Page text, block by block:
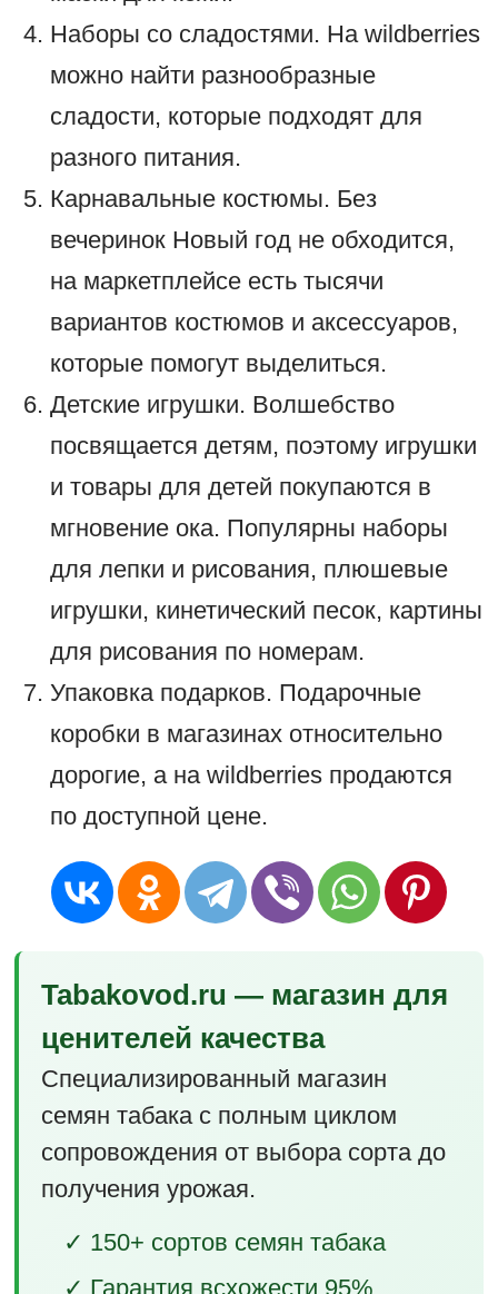
Наборы со сладостями. На wildberries
можно найти разнообразные
сладости, которые подходят для
разного питания.
Карнавальные костюмы. Без
вечеринок Новый год не обходится,
на маркетплейсе есть тысячи
вариантов костюмов и аксессуаров,
которые помогут выделиться.
Детские игрушки. Волшебство
посвящается детям, поэтому игрушки
и товары для детей покупаются в
мгновение ока. Популярны наборы
для лепки и рисования, плюшевые
игрушки, кинетический песок, картины
для рисования по номерам.
Упаковка подарков. Подарочные
коробки в магазинах относительно
дорогие, а на wildberries продаются
по доступной цене.
Tabakovod.ru — магазин для
ценителей качества
Специализированный магазин
семян табака с полным циклом
сопровождения от выбора сорта до
получения урожая.
✓ 150+ сортов семян табака
✓ Гарантия всхожести 95%